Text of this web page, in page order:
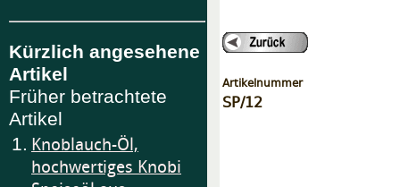
Kürzlich angesehene
Artikel
Früher betrachtete
Artikel
1. Knoblauch-Öl,
hochwertiges Knobi
Artikelnummer
SP/12